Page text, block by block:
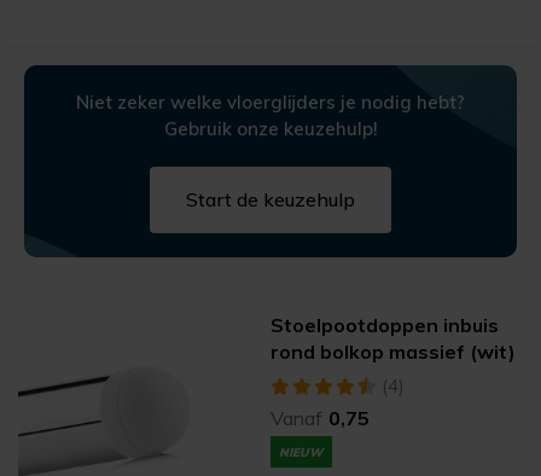
Niet zeker welke vloerglijders je nodig hebt?
Gebruik onze keuzehulp!
Start de keuzehulp
Stoelpootdoppen inbuis
rond bolkop massief (wit)
(4)
Vanaf 0,75
NIEUW